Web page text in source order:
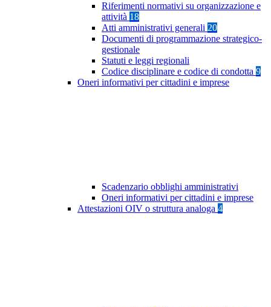
Riferimenti normativi su organizzazione e
attività 18
Atti amministrativi generali 20
Documenti di programmazione strategico-
gestionale
Statuti e leggi regionali
Codice disciplinare e codice di condotta 9
Oneri informativi per cittadini e imprese
Scadenzario obblighi amministrativi
Oneri informativi per cittadini e imprese
Attestazioni OIV o struttura analoga 4